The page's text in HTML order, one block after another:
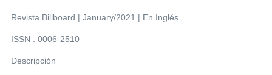
Revista Billboard | January/2021 | En Inglés
ISSN : 0006-2510
Descripción